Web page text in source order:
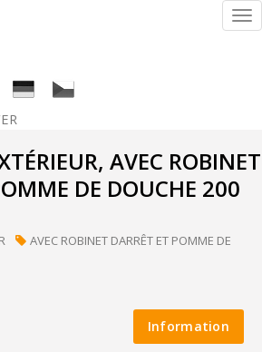
AVEC ROBINET
DE DOUCHE 200
AVEC ROBINET DARRÊT ET POMME DE
Information